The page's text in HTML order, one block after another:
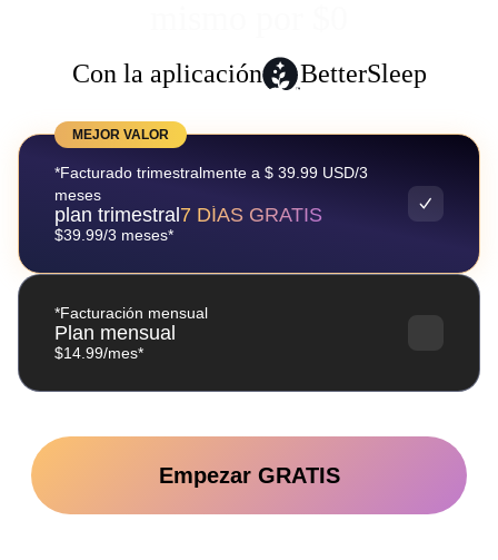
Con la aplicación BetterSleep
MEJOR VALOR
*Facturado trimestralmente a $ 39.99 USD/3
meses
plan trimestral 7 DÍAS GRATIS
$39.99/3 meses*
*Facturación mensual
Plan mensual
$14.99/mes*
Empezar GRATIS